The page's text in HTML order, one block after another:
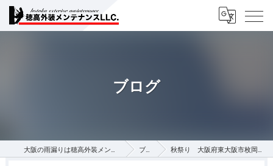
ブログ
ブログ 秋祭り 大阪府東大阪市枚岡神社秋郷祭その１